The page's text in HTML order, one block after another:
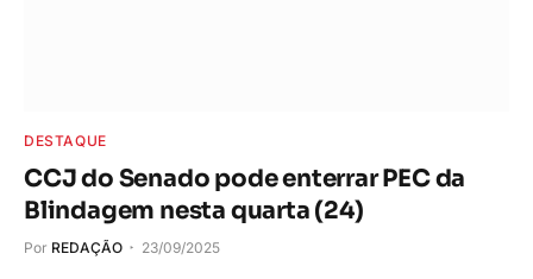
DESTAQUE
CCJ do Senado pode enterrar PEC da
Blindagem nesta quarta (24)
Por REDAÇÃO 23/09/2025